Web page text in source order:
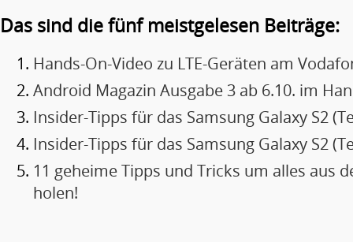
Das sind die fünf meistgelesen Beiträge:
Hands-On-Video zu LTE-Geräten am
Android Magazin Ausgabe 3 ab 6.10. im
Insider-Tipps für das Samsung Galaxy S2
Insider-Tipps für das Samsung Galaxy S2
11 geheime Tipps und Tricks um alles aus
holen!